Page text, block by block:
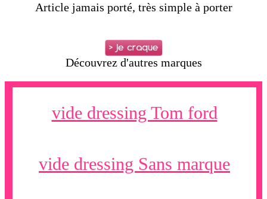
Article jamais porté, très simple à porter
Découvrez d'autres marques
vide dressing Tom ford
vide dressing Sans marque